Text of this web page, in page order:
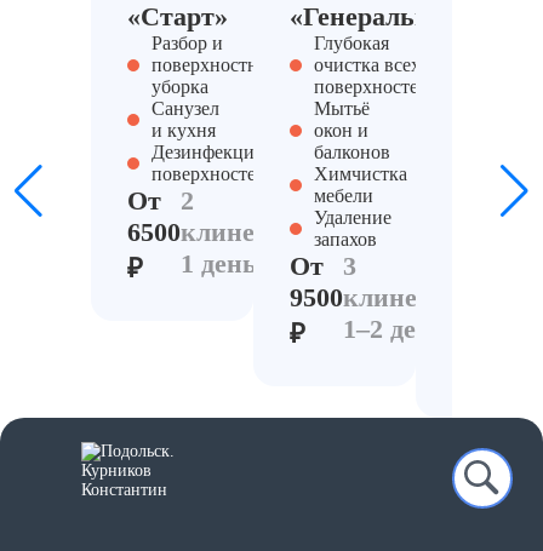
«Старт»
Разбор и
поверхностная
уборка
Санузел
и кухня
Дезинфекция
поверхностей
От
6500
₽
2
клинера,
1 день
«Генеральный»
Глубокая
очистка всех
поверхностей
Мытьё
окон и
балконов
Химчистка
мебели
Удаление
запахов
От
9500
₽
3
клинера,
1–2 день